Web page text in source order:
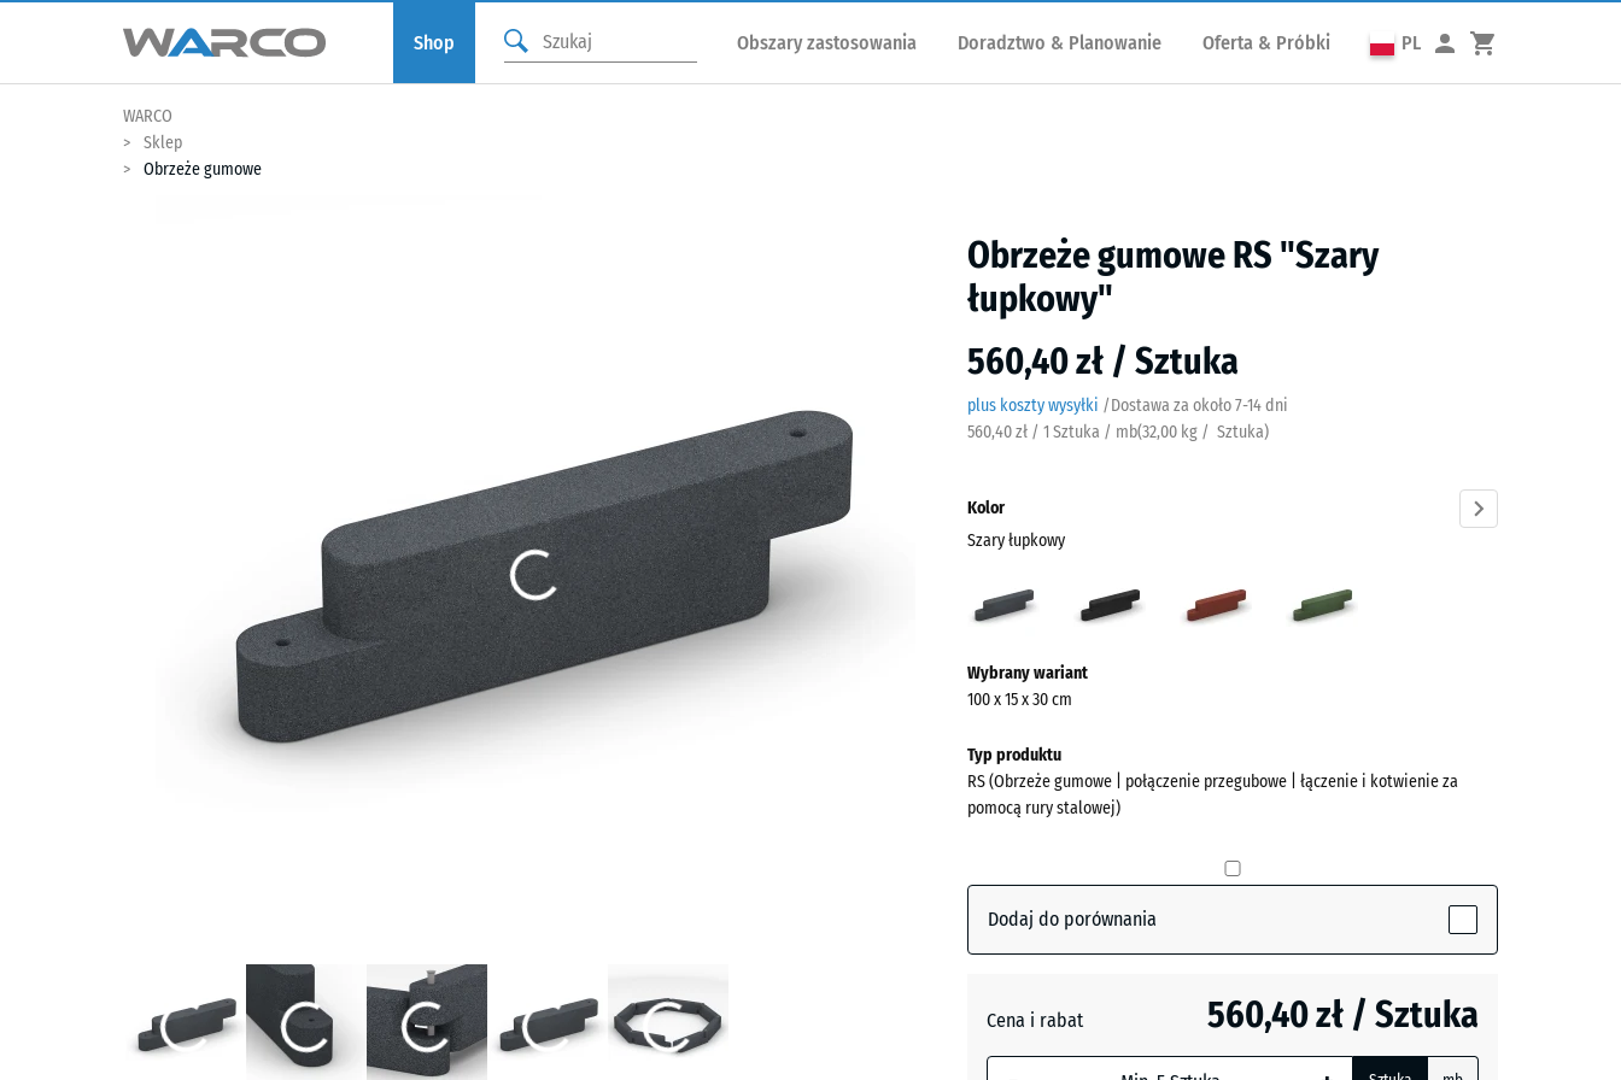
Shop Obszary zastosowania Doradztwo & Planowanie Oferta & Próbki PL
WARCO
Sklep
Obrzeże gumowe
Obrzeże gumowe RS "Szary
łupkowy"
560,40 zł / Sztuka
plus koszty wysyłki /Dostawa za około7-14 dni
560,40 zł / 1 Sztuka / mb(32,00 kg / Sztuka)
Kolor
Szary łupkowy
łupkowy
ceglasty
informacji
o
kolorach?
Pokaż
paletę
łupkowy(active)
Antracyt
Wybrany wariant
100 x 15 x 30 cm
Typ produktu
RS (Obrzeże gumowe | połączenie przegubowe | łączenie i kotwienie za
pomocą rury stalowej)
Dodaj do porównania
Cena i rabat 560,40 zł / Sztuka